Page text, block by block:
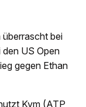
bei
US Open
gegen Ethan
Kym (ATP